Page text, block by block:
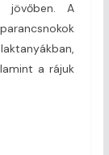
jövőben. A
a rájuk